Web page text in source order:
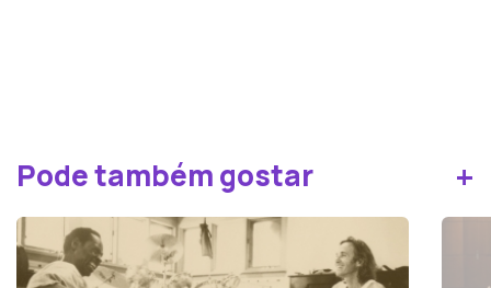
Pode também gostar +